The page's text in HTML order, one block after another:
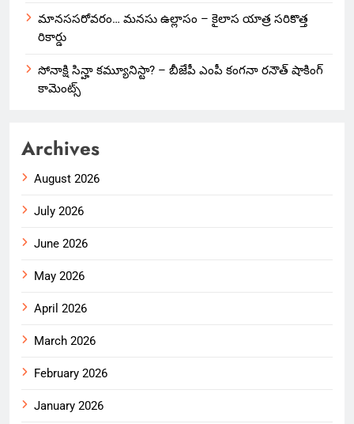
మానససరోవరం… మనసు ఉల్లాసం – కైలాస యాత్ర సరికొత్త
రికార్డు
సోనాక్షి సిన్హా కమ్యూనిస్టా? – బీజేపీ ఎంపీ కంగనా రనౌత్ షాకింగ్
కామెంట్స్
Archives
August 2026
July 2026
June 2026
May 2026
April 2026
March 2026
February 2026
January 2026